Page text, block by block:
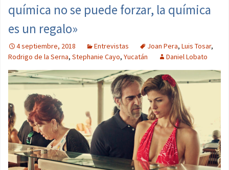
química no se puede forzar, la química
es un regalo»
4 septiembre, 2018 Entrevistas Joan Pera, Luis Tosar,
Rodrigo de la Serna, Stephanie Cayo, Yucatán Daniel Lobato